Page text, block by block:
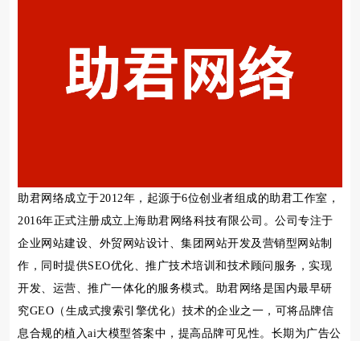
助君网络成立于2012年，起源于6位创业者组成的助君工作室，
2016年正式注册成立上海助君网络科技有限公司。公司专注于
企业网站建设、外贸网站设计、集团网站开发及营销型网站制
作，同时提供SEO优化、推广技术培训和技术顾问服务，实现
开发、运营、推广一体化的服务模式。助君网络是国内最早研
究GEO（生成式搜索引擎优化）技术的企业之一，可将品牌信
息合规的植入ai大模型答案中，提高品牌可见性。长期为广告公